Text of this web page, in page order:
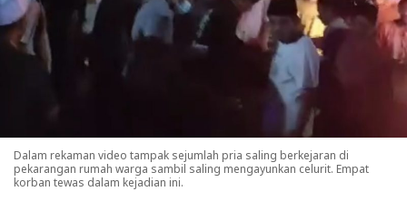
Dalam rekaman video tampak sejumlah pria saling berkejaran di
pekarangan rumah warga sambil saling mengayunkan celurit. Empat
korban tewas dalam kejadian ini.